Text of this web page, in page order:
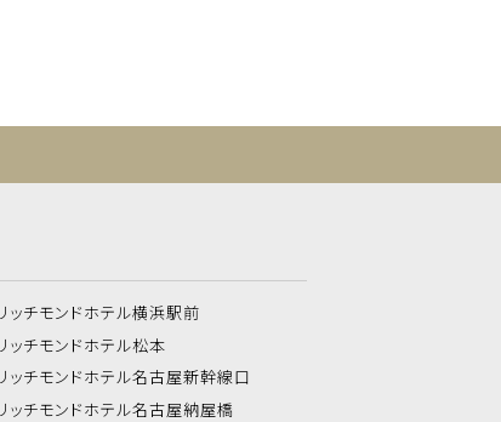
ッチモンドホテル横浜駅前
ッチモンドホテル松本
ッチモンドホテル名古屋新幹線口
ッチモンドホテル名古屋納屋橋